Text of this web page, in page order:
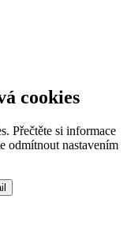
cookies
Přečtěte si informace
odmítnout nastavením